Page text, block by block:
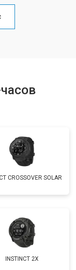
CROSSOVER SOLAR
INSTINCT 2X